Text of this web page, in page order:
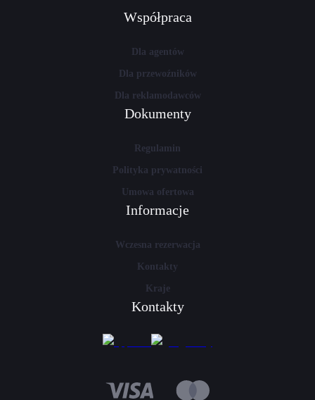
Współpraca
Dla agentów
Dla przewoźników
Dla reklamodawców
Dokumenty
Regulamin
Polityka prywatności
Umowa ofertowa
Informacje
Wczesna rezerwacja
Kontakty
Kraje
Kontakty